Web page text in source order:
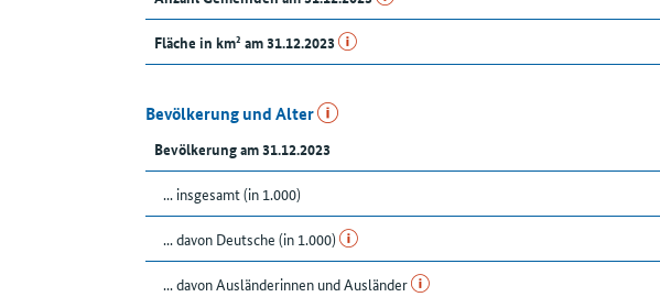
Fläche in km² am 31.12.2023
Bevölkerung und Alter
Bevölkerung am 31.12.2023
... insgesamt (in 1.000)
... davon Deutsche (in 1.000)
... davon Ausländerinnen und Ausländer